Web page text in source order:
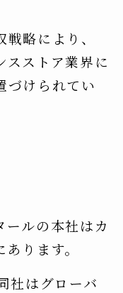
略により、
スストア業界に
づけられてい
ールの本社はカ
ります。
社はグローバ